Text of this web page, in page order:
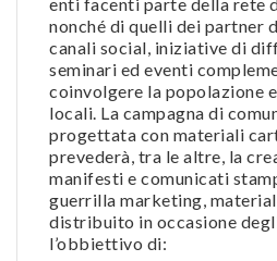
nonché di quelli dei partner
canali social, iniziative di
seminari ed eventi
coinvolgere la popolazione
locali. La campagna di
progettata con materiali
prevederà, tra le altre, la
manifesti e comunicati
guerrilla marketing,
distribuito in occasione
l’obbiettivo di: